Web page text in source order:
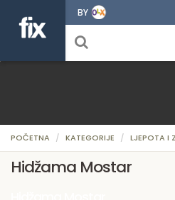
BY
POČETNA KATEGORIJE LJEPOTA I
Hidžama Mostar